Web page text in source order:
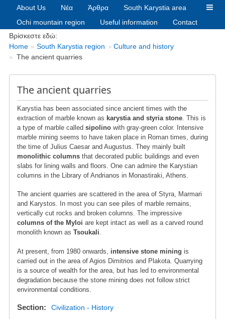
About Us Νέα Άρθρα
South Karystia area
Ochi mountain region
Useful information Contact
Breadcrumbs
Βρίσκεστε εδώ:
Home
South Karystia region
Culture and history
The ancient quarries
The ancient quarries
Karystia has been associated since ancient times with the
extraction of marble known as karystia and styria stone. This is
a type of marble called sipolino with gray-green color. Intensive
marble mining seems to have taken place in Roman times, during
the time of Julius Caesar and Augustus. They mainly built
monolithic columnsthat decorated public buildings and even
slabs for lining walls and floors. One can admire the Karystian
columns in the Library of Andrianos in Monastiraki, Athens.
The ancient quarries are scattered in the area of Styra, Marmari
and Karystos. In most you can see piles of marble remains,
vertically cut rocks and broken columns. The impressive
columns of the Myloi are kept intact as well as a carved round
monolith known as Tsoukali.
At present, from 1980 onwards, intensive stone mining is
carried out in the area of Agios Dimitrios and Plakota. Quarrying
is a source of wealth for the area, but has led to environmental
degradation because the stone mining does not follow strict
environmental conditions.
Section Civilization - History